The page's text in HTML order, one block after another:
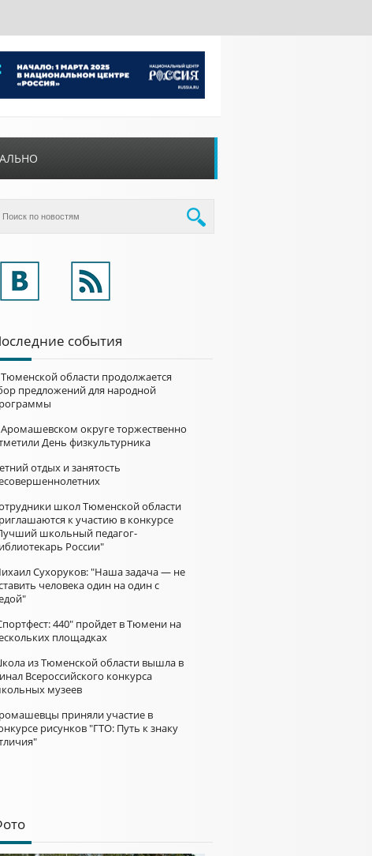
события
области продолжается
предложений для народной
округе торжественно
День физкультурника
отдых и занятость
школ Тюменской области
к участию в конкурсе
школьный педагог-
России"
Сухоруков: "Наша задача — не
человека один на один с
440" пройдет в Тюмени на
площадках
из Тюменской области вышла в
Всероссийского конкурса
музеев
приняли участие в
рисунков "ГТО: Путь к знаку